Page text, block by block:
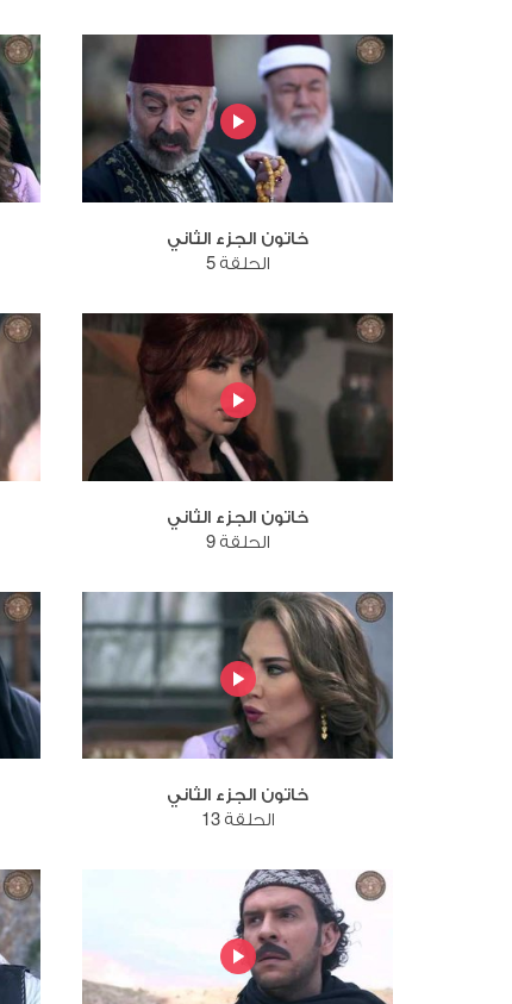
خاتون الجزء الثاني
الحلقة 5
خاتون الجزء الثاني
الحلقة 9
خاتون الجزء الثاني
الحلقة 13